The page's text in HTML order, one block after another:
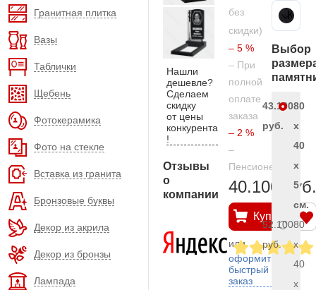
Гранитная плитка
Вазы
Таблички
Щебень
Фотокерамика
Фото на стекле
Вставка из гранита
Бронзовые буквы
Декор из акрила
Декор из бронзы
Лампада
Нашли
дешевле?
Сделаем
скидку
от цены
конкурента
!
Отзывы
о
компании
без
скидки)
– 5 %
– При
полной
оплате
заказа
– 2 %
–
Пенсионерам
40.100 руб.
Купить
или
оформить
быстрый
заказ
Карельский гранит
Выбор
43.100
руб.
80
x
40
x
5
см.
52.100
руб.
80
x
40
x